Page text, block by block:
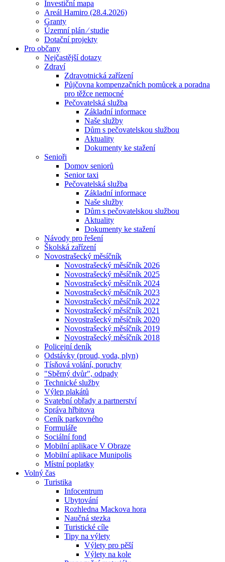
Investiční mapa
Areál Hamiro (28.4.2026)
Granty
Územní plán ⁄ studie
Dotační projekty
Pro občany
Nejčastější dotazy
Zdraví
Zdravotnická zařízení
Půjčovna kompenzačních pomůcek a poradna
pro těžce nemocné
Pečovatelská služba
Základní informace
Naše služby
Dům s pečovatelskou službou
Aktuality
Dokumenty ke stažení
Senioři
Domov seniorů
Senior taxi
Pečovatelská služba
Základní informace
Naše služby
Dům s pečovatelskou službou
Aktuality
Dokumenty ke stažení
Návody pro řešení
Školská zařízení
Novostrašecký měsíčník
Novostrašecký měsíčník 2026
Novostrašecký měsíčník 2025
Novostrašecký měsíčník 2024
Novostrašecký měsíčník 2023
Novostrašecký měsíčník 2022
Novostrašecký měsíčník 2021
Novostrašecký měsíčník 2020
Novostrašecký měsíčník 2019
Novostrašecký měsíčník 2018
Policejní deník
Odstávky (proud, voda, plyn)
Tísňová volání, poruchy
"Sběrný dvůr", odpady
Technické služby
Výlep plakátů
Svatební obřady a partnerství
Správa hřbitova
Ceník parkovného
Formuláře
Sociální fond
Mobilní aplikace V Obraze
Mobilní aplikace Munipolis
Místní poplatky
Volný čas
Turistika
Infocentrum
Ubytování
Rozhledna Mackova hora
Naučná stezka
Turistické cíle
Tipy na výlety
Výlety pro pěší
Výlety na kole